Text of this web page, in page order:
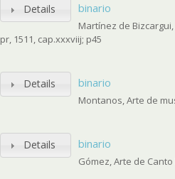
Details binario
Martínez de
pr, 1511, cap.xxxviij; p45
Details binario
Montanos, Arte de
Details binario
Gómez, Arte de